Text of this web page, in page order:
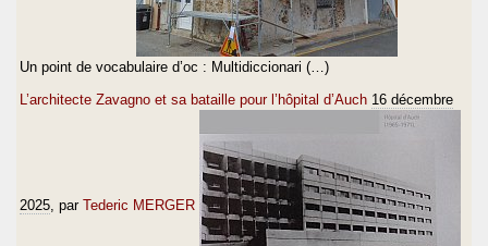
Un point de vocabulaire d’oc : Multidiccionari (…)
L’architecte Zavagno et sa bataille pour l’hôpital d’Auch 16 décembre
2025 , par Tederic MERGER